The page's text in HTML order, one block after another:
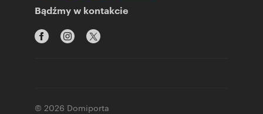
Bądźmy w kontakcie
© 2026 Domiporta